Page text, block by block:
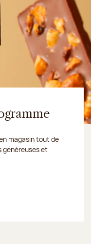
magasin tout de
généreuses et